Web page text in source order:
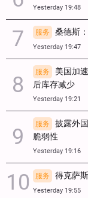
Yesterday 19:48
服务 桑德斯
Yesterday 19:47
服务
美国加
后库存减少
Yesterday 19:21
服务
披露外
脆弱性
Yesterday 19:16
服务 得克萨
Yesterday 19:55